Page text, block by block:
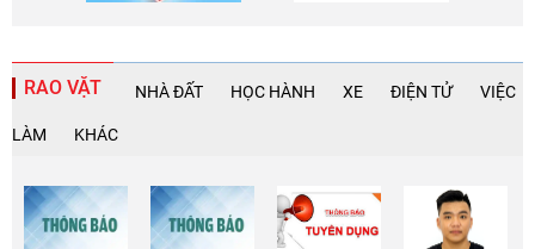
RAO VẶT NHÀ ĐẤT HỌC HÀNH XE ĐIỆN TỬ VIỆC
LÀM KHÁC